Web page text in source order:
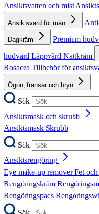
Ansiktsvatten och mist
Ansiktsvård för män
Dagkräm Premium
hudvård Läppvård Nattkräm
Rosacea Tillbehör för
Ögon, fransar och bryn
Sök
Ansiktsmask och skrubb
Ansiktsmask Skrubb
Sök
Ansiktsrengöring
Eye make-up removerFet
Rengöringskräm
Rengöringspads